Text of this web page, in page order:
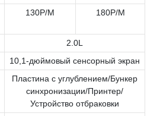
130P/M 180P/M
2.0L
10,1-дюймовый сенсорный экран
Пластина с углублением/Бункер
синхронизации/Принтер/
Устройство отбраковки